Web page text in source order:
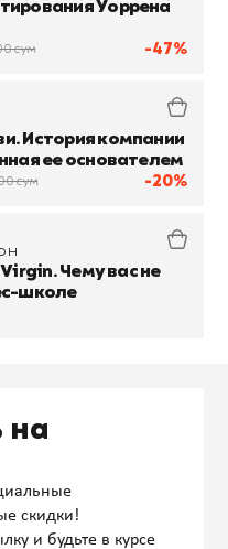
-47%
Уоррена
сум
-20%
История компании
ее основателем
сум
Virgin. Чему вас не
школе
на
скидки!
и будьте в курсе